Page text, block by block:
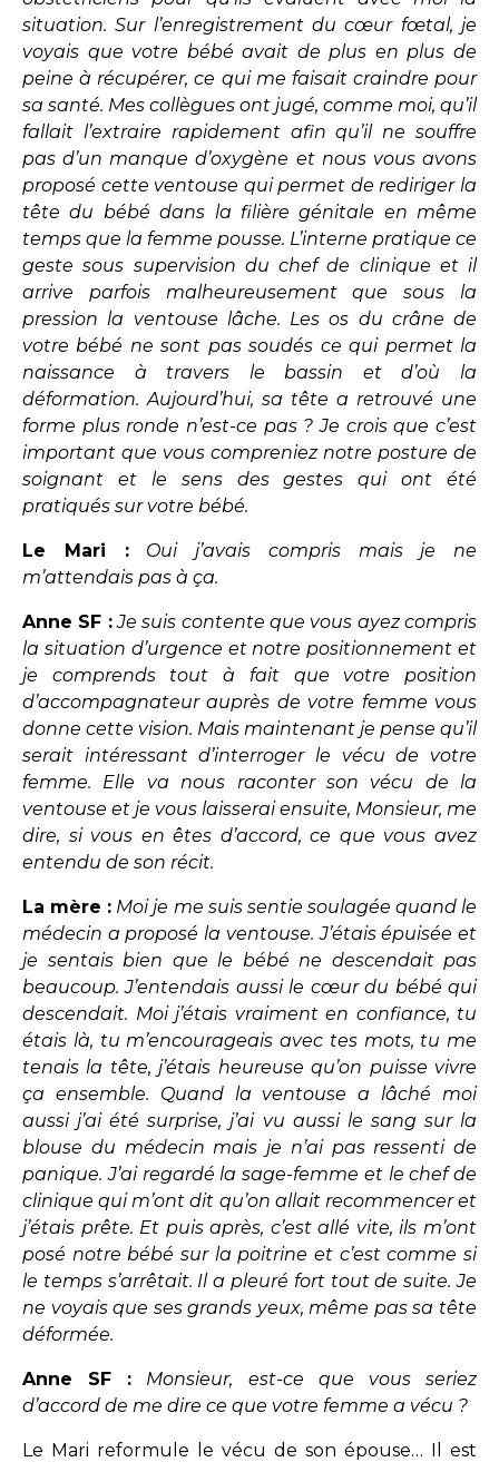
situation. Sur l’enregistrement du cœur fœtal, je
voyais que votre bébé avait de plus en plus de
peine à récupérer, ce qui me faisait craindre pour
sa santé. Mes collègues ont jugé, comme moi, qu’il
fallait l’extraire rapidement afin qu’il ne souffre
pas d’un manque d’oxygène et nous vous avons
proposé cette ventouse qui permet de rediriger la
tête du bébé dans la filière génitale en même
temps que la femme pousse. L’interne pratique ce
geste sous supervision du chef de clinique et il
arrive parfois malheureusement que sous la
pression la ventouse lâche. Les os du crâne de
votre bébé ne sont pas soudés ce qui permet la
naissance à travers le bassin et d’où la
déformation. Aujourd’hui, sa tête a retrouvé une
forme plus ronde n’est-ce pas ? Je crois que c’est
important que vous compreniez notre posture de
soignant et le sens des gestes qui ont été
pratiqués sur votre bébé.
Le Mari :
Oui j’avais compris mais je ne
m’attendais pas à ça.
Anne SF : Je suis contente que vous ayez compris
la situation d’urgence et notre positionnement et
je comprends tout à fait que votre position
d’accompagnateur auprès de votre femme vous
donne cette vision. Mais maintenant je pense qu’il
serait intéressant d’interroger le vécu de votre
femme. Elle va nous raconter son vécu de la
ventouse et je vous laisserai ensuite, Monsieur, me
dire, si vous en êtes d’accord, ce que vous avez
entendu de son récit.
La mère : Moi je me suis sentie soulagée quand le
médecin a proposé la ventouse. J’étais épuisée et
je sentais bien que le bébé ne descendait pas
beaucoup. J’entendais aussi le cœur du bébé qui
descendait. Moi j’étais vraiment en confiance, tu
étais là, tu m’encourageais avec tes mots, tu me
tenais la tête, j’étais heureuse qu’on puisse vivre
ça ensemble. Quand la ventouse a lâché moi
aussi j’ai été surprise, j’ai vu aussi le sang sur la
blouse du médecin mais je n’ai pas ressenti de
panique. J’ai regardé la sage-femme et le chef de
clinique qui m’ont dit qu’on allait recommencer et
j’étais prête. Et puis après, c’est allé vite, ils m’ont
posé notre bébé sur la poitrine et c’est comme si
le temps s’arrêtait. Il a pleuré fort tout de suite. Je
ne voyais que ses grands yeux, même pas sa tête
déformée.
Anne SF :
Monsieur, est-ce que vous seriez
d’accord de me dire ce que votre femme a vécu ?
Le Mari reformule le vécu de son épouse… Il est